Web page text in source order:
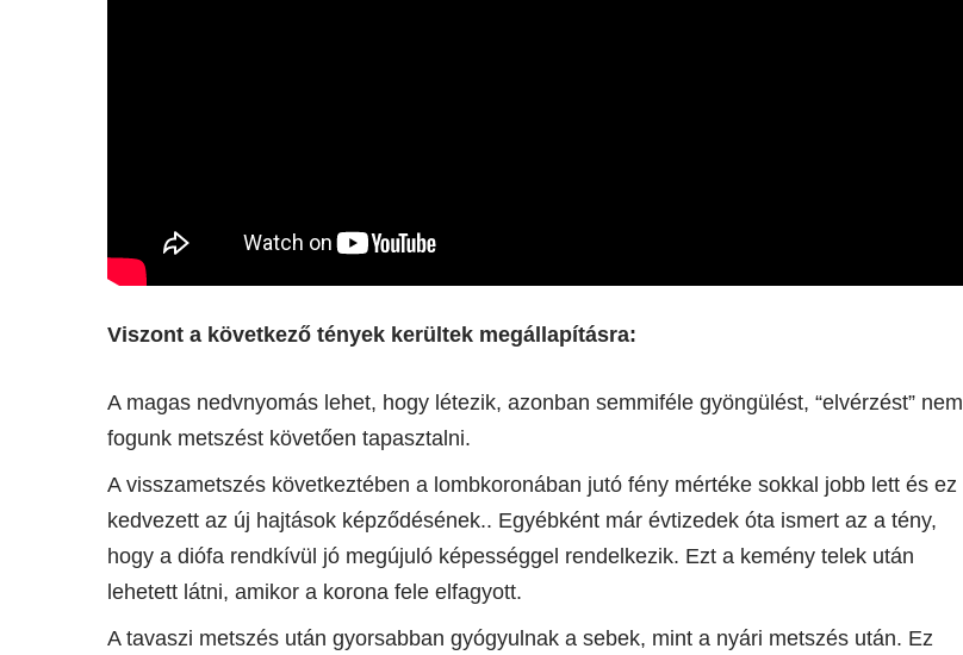
Viszont a következő tények kerültek megállapításra:
A magas nedvnyomás lehet, hogy létezik, azonban semmiféle gyöngülést, “elvérzést” nem
fogunk metszést követően tapasztalni.
A visszametszés következtében a lombkoronában jutó fény mértéke sokkal jobb lett és ez
kedvezett az új hajtások képződésének.. Egyébként már évtizedek óta ismert az a tény,
hogy a diófa rendkívül jó megújuló képességgel rendelkezik. Ezt a kemény telek után
lehetett látni, amikor a korona fele elfagyott.
A tavaszi metszés után gyorsabban gyógyulnak a sebek, mint a nyári metszés után. Ez